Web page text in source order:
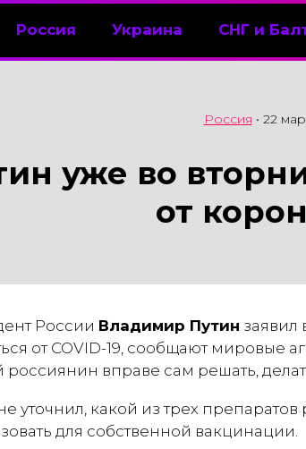
Россия Украина СНГ и
Россия • 22
уже во
от
России Владимир Путин заявил
от COVID-19, сообщают мировые
россиянин вправе сам решать,
уточнил, какой из трех
для собственной вакцинации.